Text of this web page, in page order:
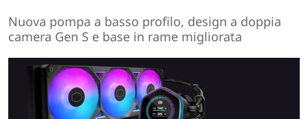
Nuova pompa a basso profilo, design a doppia
camera Gen S e base in rame migliorata